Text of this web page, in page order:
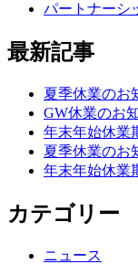
パートナーシ
最新記事
夏季休業のお
GW休業のお
年末年始休業
夏季休業のお
年末年始休業
カテゴリー
ニュース